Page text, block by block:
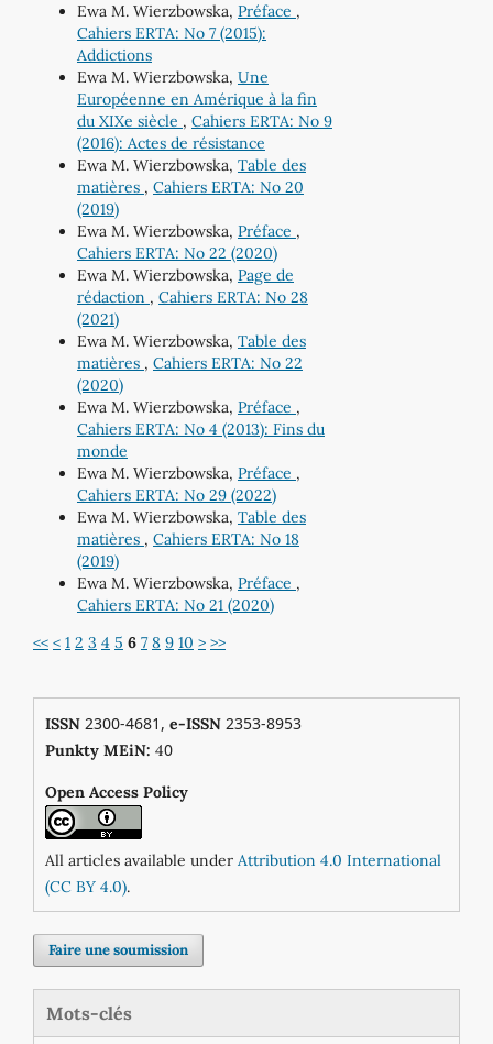
Ewa M. Wierzbowska, Préface ,
Cahiers ERTA: No 7 (2015):
Addictions
Ewa M. Wierzbowska, Une
Européenne en Amérique à la fin
du XIXe siècle , Cahiers ERTA: No 9
(2016): Actes de résistance
Ewa M. Wierzbowska, Table des
matières , Cahiers ERTA: No 20
(2019)
Ewa M. Wierzbowska, Préface ,
Cahiers ERTA: No 22 (2020)
Ewa M. Wierzbowska, Page de
rédaction , Cahiers ERTA: No 28
(2021)
Ewa M. Wierzbowska, Table des
matières , Cahiers ERTA: No 22
(2020)
Ewa M. Wierzbowska, Préface ,
Cahiers ERTA: No 4 (2013): Fins du
monde
Ewa M. Wierzbowska, Préface ,
Cahiers ERTA: No 29 (2022)
Ewa M. Wierzbowska, Table des
matières , Cahiers ERTA: No 18
(2019)
Ewa M. Wierzbowska, Préface ,
Cahiers ERTA: No 21 (2020)
<< < 1 2 3 4 5 6 7 8 9 10 > >>
ISSN2300-4681, e-ISSN2353-8953
Punkty MEiN: 40
Open Access Policy
All articles available under Attribution 4.0 International
(CC BY 4.0).
Faire une soumission
Mots-clés